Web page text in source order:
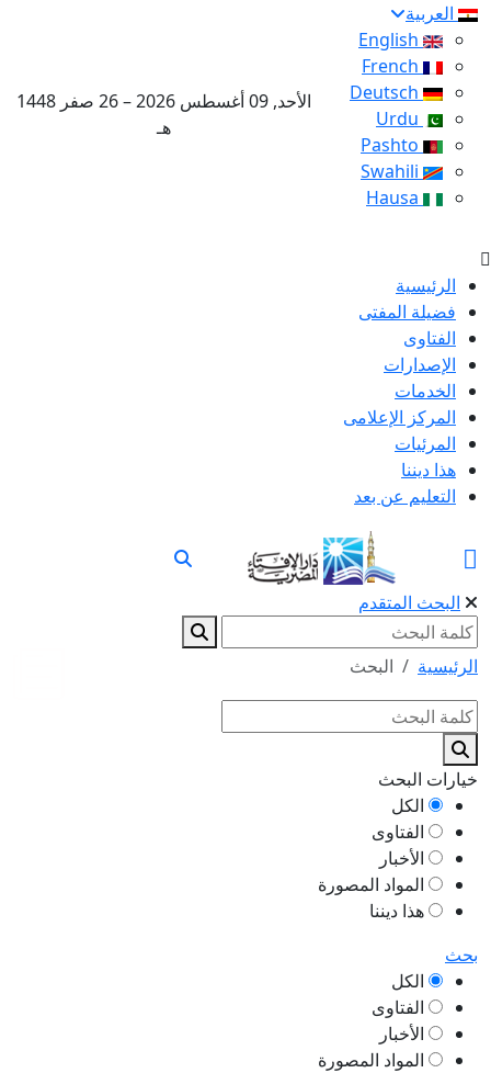
العربية
الأحد, 09 أغسطس 2026 – 26 صفر 1448
هـ
الرئيسية
فضيلة المفتى
الفتاوى
الإصدارات
الخدمات
المركز الإعلامى
المرئيات
هذا ديننا
التعليم عن بعد
البحث المتقدم
الرئيسية البحث
خيارات البحث
الكل
الفتاوى
الأخبار
المواد المصورة
هذا ديننا
بحث
الكل
الفتاوى
الأخبار
المواد المصورة